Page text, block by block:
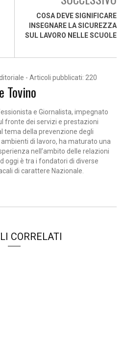
COSA DEVE SIGNIFICARE
INSEGNARE LA SICUREZZA
SUL LAVORO NELLE SCUOLE
- Articoli pubblicati: 220
Tovino
e Giornalista, impegnato
fronte dei servizi e prestazioni
tema della prevenzione degli
di lavoro, ha maturato una
nell’ambito delle relazioni
oggi è tra i fondatori di diverse
di carattere Nazionale.
CORRELATI